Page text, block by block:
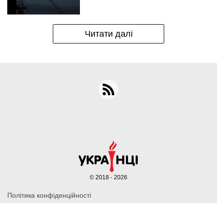
Читати далі
Політика конфіденційності
© 2018 - 2026